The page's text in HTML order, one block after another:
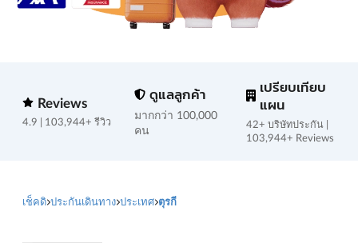
Reviews
4.9 | 103,944+ รีวิว
ดูแลลูกค้า
มากกว่า 100,000
คน
เปรียบเทียบ
แผน
42+ บริษัทประกัน |
103,944+ Reviews
เช็คดิ ประกันเดินทาง ประเทศ ตุรกี